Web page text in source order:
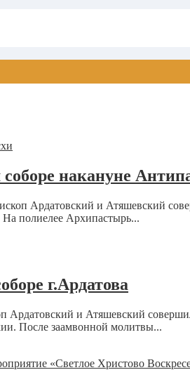
накануне
Ардатовский и Атяшевский
На полиелее Архипастырь...
г.Ардатова
Ардатовский и Атяшевский
После заамвонной молитвы...